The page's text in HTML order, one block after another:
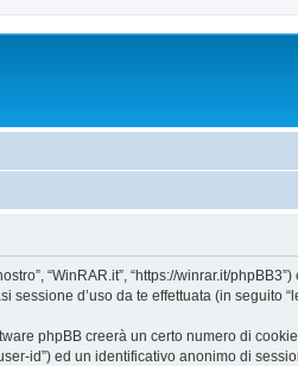
“WinRAR.it”, “https://winrar.it/phpBB3”)
sessione d’uso da te effettuata (in seguito
phpBB creerà un certo numero di
id”) ed un identificativo anonimo di